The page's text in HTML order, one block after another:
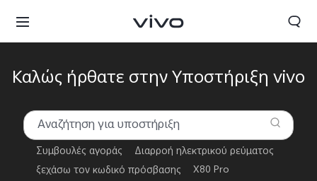
Καλώς ήρθατε στην Υποστήριξη vivo
Συμβουλές αγοράς
Διαρροή ηλεκτρικού ρεύματος
ξεχάσω τον κωδικό πρόσβασης
X80 Pro